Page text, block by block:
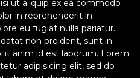
ut aliquip ex ea commodo
in reprehenderit in
eu fugiat nulla pariatur.
non proident, sunt in
anim id est laborum. Lorem
adipisicing elit, sed do